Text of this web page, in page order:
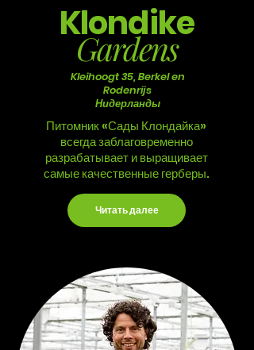
Klondike
Gardens
Kleihoogt 35, Berkel en
Rodenrijs
Нидерланды
Питомник «Сады Клондайка»
всегда заблаговременно
разрабатывает и выращивает
самые качественные герберы.
Читать далее